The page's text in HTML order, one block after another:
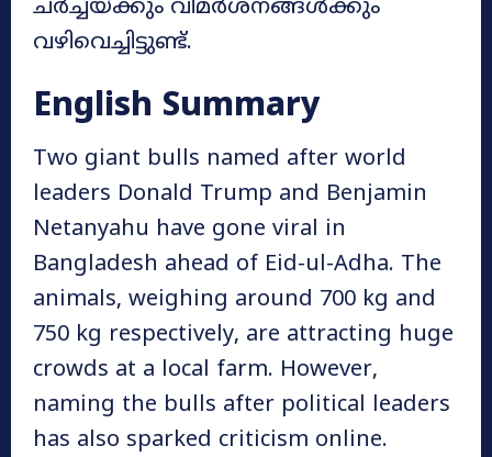
ചർച്ചയ്ക്കും വിമർശനങ്ങൾക്കും
വഴിവെച്ചിട്ടുണ്ട്.
English Summary
Two giant bulls named after world
leaders Donald Trump and Benjamin
Netanyahu have gone viral in
Bangladesh ahead of Eid-ul-Adha. The
animals, weighing around 700 kg and
750 kg respectively, are attracting huge
crowds at a local farm. However,
naming the bulls after political leaders
has also sparked criticism online.